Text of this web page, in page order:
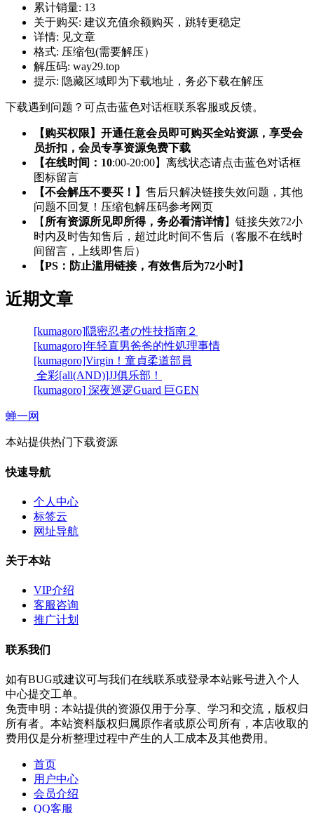
累计销量: 13
关于购买: 建议充值余额购买，跳转更稳定
详情: 见文章
格式: 压缩包(需要解压）
解压码: way29.top
提示: 隐藏区域即为下载地址，务必下载在解压
下载遇到问题？可点击蓝色对话框联系客服或反馈。
【购买权限】开通任意会员即可购买全站资源，享受会
员折扣，会员专享资源免费下载
【在线时间：10:00-20:00】离线状态请点击蓝色对话框
图标留言
【不会解压不要买！】 售后只解决链接失效问题，其他
问题不回复！压缩包解压码参考网页
【 所有资源所见即所得，务必看清详情】链接失效72小
时内及时告知售后，超过此时间不售后（客服不在线时
间留言，上线即售后）
【PS：防止滥用链接，有效售后为72小时】
近期文章
[kumagoro]隠密忍者の性技指南２
[kumagoro]年轻直男爸爸的性処理事情
[kumagoro]Virgin！童貞柔道部員
全彩[all(AND)]JJ俱乐部！
[kumagoro] 深夜巡逻Guard 巨GEN
蝉一网
本站提供热门下载资源
快速导航
个人中心
标签云
网址导航
关于本站
VIP介绍
客服咨询
推广计划
联系我们
如有BUG或建议可与我们在线联系或登录本站账号进入个人
中心提交工单。
免责申明：本站提供的资源仅用于分享、学习和交流，版权归
所有者。本站资料版权归属原作者或原公司所有，本店收取的
费用仅是分析整理过程中产生的人工成本及其他费用。
首页
用户中心
会员介绍
QQ客服